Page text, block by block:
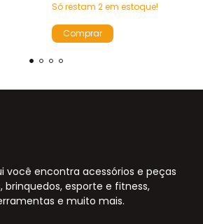
Só restam 2em estoque!
você encontra acessórios e peças
brinquedos, esporte e fitness,
e muito mais.